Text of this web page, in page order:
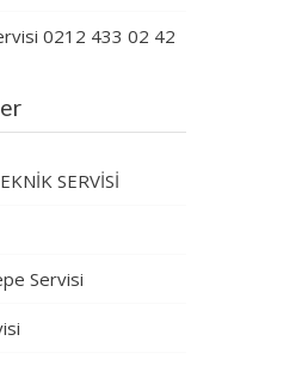
0212 433 02 42
SERVİSİ
Servisi